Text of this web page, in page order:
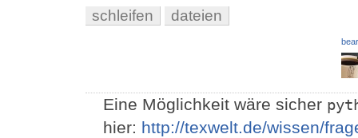
schleifen dateien
Eine Möglichkeit wäre sicher
hier: http://texwelt.de/wissen/